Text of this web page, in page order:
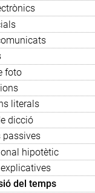
foto
literals
dicció
passives
hipotètic
del temps